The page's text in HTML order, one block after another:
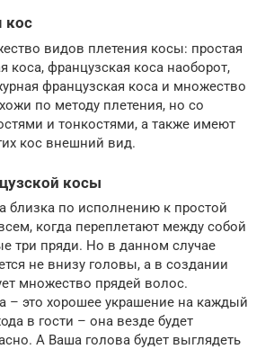
кос
видов плетения косы: простая
коса, французская коса наоборот,
французская коса и множество
по методу плетения, но со
и тонкостями, а также имеют
кос внешний вид.
косы
близка по исполнению к простой
когда переплетают между собой
три пряди. Но в данном случае
не внизу головы, а в создании
множество прядей волос.
– это хорошее украшение на каждый
в гости – она везде будет
А Ваша голова будет выглядеть